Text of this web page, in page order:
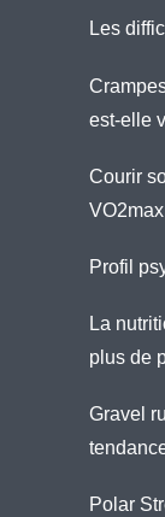
Les
est-elle
Courir
Profil
La
plus de
Gravel
Polar